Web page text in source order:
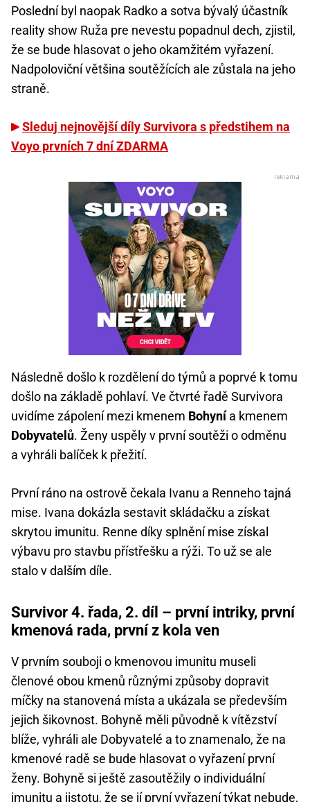
Poslední byl naopak Radko a sotva bývalý účastník
reality show Ruža pre nevestu popadnul dech, zjistil,
že se bude hlasovat o jeho okamžitém vyřazení.
Nadpoloviční většina soutěžících ale zůstala na jeho
straně.
Sleduj nejnovější díly Survivora s předstihem na
Voyo prvních 7 dní ZDARMA
Následně došlo k rozdělení do týmů a poprvé k tomu
došlo na základě pohlaví. Ve čtvrté řadě Survivora
uvidíme zápolení mezi kmenem Bohyní a kmenem
Dobyvatelů. Ženy uspěly v první soutěži o odměnu
a vyhráli balíček k přežití.
První ráno na ostrově čekala Ivanu a Renneho tajná
mise. Ivana dokázla sestavit skládačku a získat
skrytou imunitu. Renne díky splnění mise získal
výbavu pro stavbu přístřešku a rýži. To už se ale
stalo v dalším díle.
Survivor 4. řada, 2. díl – první intriky, první
kmenová rada, první z kola ven
V prvním souboji o kmenovou imunitu museli
členové obou kmenů různými způsoby dopravit
míčky na stanovená místa a ukázala se především
jejich šikovnost. Bohyně měli původně k vítězství
blíže, vyhráli ale Dobyvatelé a to znamenalo, že na
kmenové radě se bude hlasovat o vyřazení první
ženy. Bohyně si ještě zasoutěžily o individuální
imunitu a jistotu, že se jí první vyřazení týkat nebude,